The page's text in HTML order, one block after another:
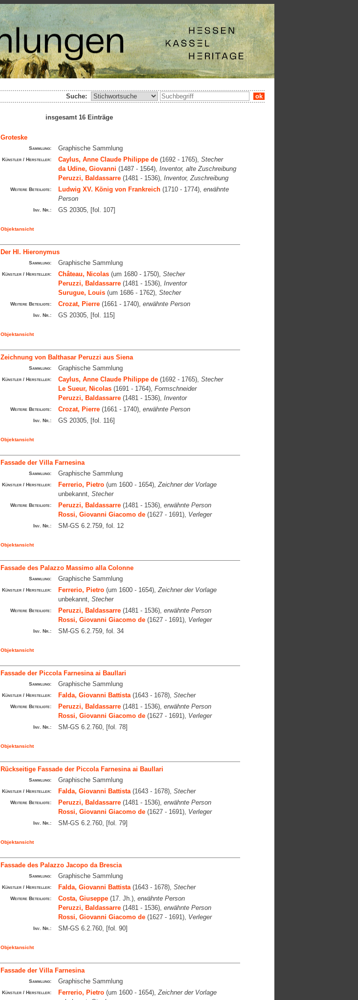
Suche: ok
insgesamt 16 Einträge
Groteske
Sammlung: Graphische Sammlung
Künstler / Hersteller: Caylus, Anne Claude Philippe de(1692 - 1765), Stecher
da Udine, Giovanni (1487 - 1564), Inventor, alte Zuschreibung
Peruzzi, Baldassarre(1481 - 1536), Inventor, Zuschreibung
Weitere Beteiligte: Ludwig XV. König von Frankreich(1710 - 1774), erwähnte
Person
Inv. Nr.: GS 20305, [fol. 107]
Objektansicht
Der Hl. Hieronymus
Sammlung: Graphische Sammlung
Künstler / Hersteller: Château, Nicolas(um 1680 - 1750), Stecher
Peruzzi, Baldassarre(1481 - 1536), Inventor
Surugue, Louis(um 1686 - 1762), Stecher
Weitere Beteiligte: Crozat, Pierre(1661 - 1740), erwähnte Person
Inv. Nr.: GS 20305, [fol. 115]
Objektansicht
Zeichnung von Balthasar Peruzzi aus Siena
Sammlung: Graphische Sammlung
Künstler / Hersteller: Caylus, Anne Claude Philippe de(1692 - 1765), Stecher
Le Sueur, Nicolas(1691 - 1764), Formschneider
Peruzzi, Baldassarre(1481 - 1536), Inventor
Weitere Beteiligte: Crozat, Pierre(1661 - 1740), erwähnte Person
Inv. Nr.: GS 20305, [fol. 116]
Objektansicht
Fassade der Villa Farnesina
Sammlung: Graphische Sammlung
Künstler / Hersteller: Ferrerio, Pietro(um 1600 - 1654),Zeichner der Vorlage
unbekannt, Stecher
Weitere Beteiligte: Peruzzi, Baldassarre(1481 - 1536), erwähnte Person
Rossi, Giovanni Giacomo de(1627 - 1691), Verleger
Inv. Nr.: SM-GS 6.2.759, fol. 12
Objektansicht
Fassade des Palazzo Massimo alla Colonne
Sammlung: Graphische Sammlung
Künstler / Hersteller: Ferrerio, Pietro(um 1600 - 1654),Zeichner der Vorlage
unbekannt, Stecher
Weitere Beteiligte: Peruzzi, Baldassarre(1481 - 1536), erwähnte Person
Rossi, Giovanni Giacomo de(1627 - 1691), Verleger
Inv. Nr.: SM-GS 6.2.759, fol. 34
Objektansicht
Fassade der Piccola Farnesina ai Baullari
Sammlung: Graphische Sammlung
Künstler / Hersteller: Falda, Giovanni Battista(1643 - 1678), Stecher
Weitere Beteiligte: Peruzzi, Baldassarre(1481 - 1536), erwähnte Person
Rossi, Giovanni Giacomo de(1627 - 1691), Verleger
Inv. Nr.: SM-GS 6.2.760, [fol. 78]
Objektansicht
Rückseitige Fassade der Piccola Farnesina ai Baullari
Sammlung: Graphische Sammlung
Künstler / Hersteller: Falda, Giovanni Battista(1643 - 1678), Stecher
Weitere Beteiligte: Peruzzi, Baldassarre(1481 - 1536), erwähnte Person
Rossi, Giovanni Giacomo de(1627 - 1691), Verleger
Inv. Nr.: SM-GS 6.2.760, [fol. 79]
Objektansicht
Fassade des Palazzo Jacopo da Brescia
Sammlung: Graphische Sammlung
Künstler / Hersteller: Falda, Giovanni Battista(1643 - 1678), Stecher
Weitere Beteiligte: Costa, Giuseppe(17. Jh.), erwähnte Person
Peruzzi, Baldassarre(1481 - 1536), erwähnte Person
Rossi, Giovanni Giacomo de(1627 - 1691), Verleger
Inv. Nr.: SM-GS 6.2.760, [fol. 90]
Objektansicht
Fassade der Villa Farnesina
Sammlung: Graphische Sammlung
Künstler / Hersteller: Ferrerio, Pietro(um 1600 - 1654),Zeichner der Vorlage